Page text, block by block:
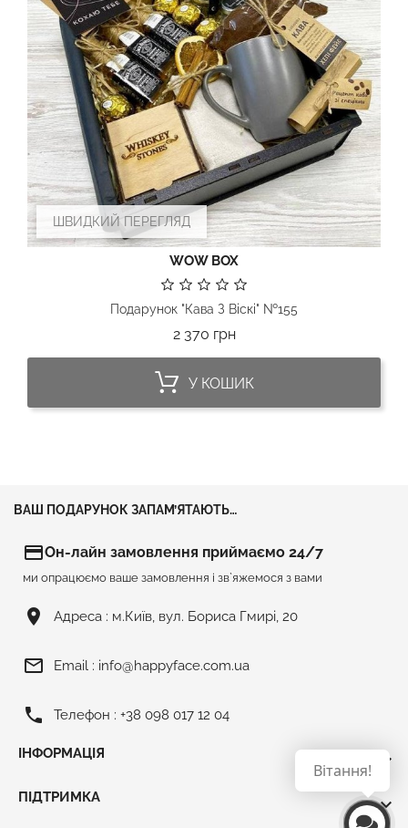
ШВИДКИЙ ПЕРЕГЛЯД
WOW BOX
Подарунок "Кава З Віскі" №155
2 370 грнЦіна
У КОШИК
ВАШ ПОДАРУНОК ЗАПАМ’ЯТАЮТЬ…
credit_cardОн-лайн замовлення приймаємо 24/7
ми опрацюємо ваше замовлення і зв`яжемося з вами
room Адреса : м.Київ, вул. Бориса Гмирі, 20
mail_outline Email : info@happyface.com.ua
phone Телефон : +38 098 017 12 04
ІНФОРМАЦІЯ 
ПІДТРИМКА 
Вітання!